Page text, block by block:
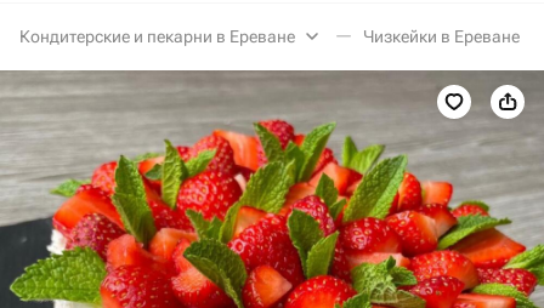
Кондитерские и пекарни в Ереване Чизкейки в Ереване